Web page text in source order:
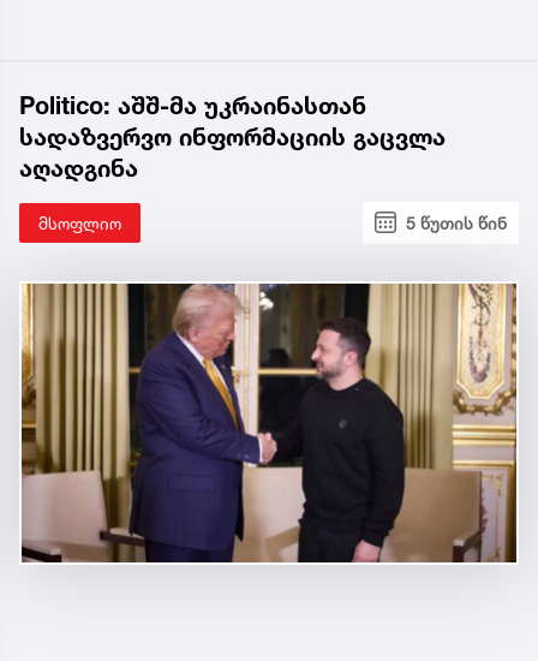
Politico: აშშ-მა უკრაინასთან
სადაზვერვო ინფორმაციის გაცვლა
აღადგინა
მსოფლიო 5 წუთის წინ